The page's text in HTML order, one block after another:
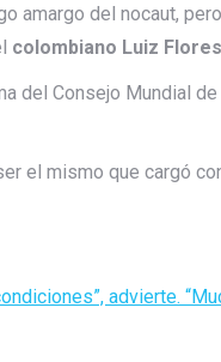
amargo del nocaut,
colombiano Luiz Flores
del Consejo Mundial
el mismo que cargó
advierte.